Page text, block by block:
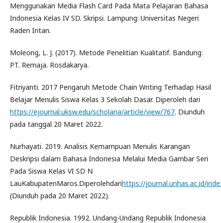
Menggunakan Media Flash Card Pada Mata Pelajaran Bahasa
Indonesia Kelas IV SD. Skripsi. Lampung: Universitas Negeri
Raden Intan.
Moleong, L. J. (2017). Metode Penelitian Kualitatif. Bandung:
PT. Remaja. Rosdakarya.
Fitriyanti. 2017 Pengaruh Metode Chain Writing Terhadap Hasil
Belajar Menulis Siswa Kelas 3 Sekolah Dasar. Diperoleh dari
https://ejournal.uksw.edu/scholaria/article/view/767. Diunduh
pada tanggal 20 Maret 2022.
Nurhayati. 2019. Analisis Kemampuan Menulis Karangan
Deskripsi dalam Bahasa Indonesia Melalui Media Gambar Seri
Pada Siswa Kelas VI SD N
LauKabupatenMaros.Diperolehdarihttps://journal.unhas.ac.id/
(Diunduh pada 20 Maret 2022).
Republik Indonesia. 1992. Undang-Undang Republik Indonesia